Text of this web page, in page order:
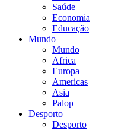
Saúde
Economia
Educação
Mundo
Mundo
Africa
Europa
Americas
Asia
Palop
Desporto
Desporto